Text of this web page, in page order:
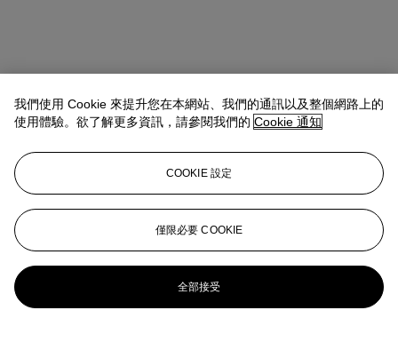
我們使用 Cookie 來提升您在本網站、我們的通訊以及整個網路上的
使用體驗。欲了解更多資訊，請參閱我們的 Cookie 通知
COOKIE 設定
僅限必要 COOKIE
全部接受